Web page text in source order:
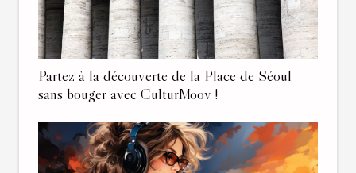
Partez à la découverte de la Place de Séoul
sans bouger avec CulturMoov !